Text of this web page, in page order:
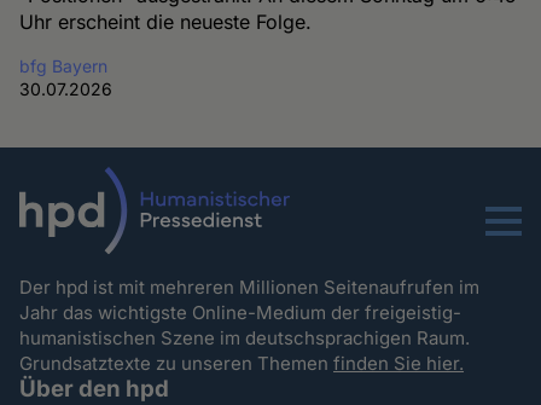
Uhr erscheint die neueste Folge.
bfg Bayern
30.07.2026
Menu
Der hpd ist mit mehreren Millionen Seitenaufrufen im
Jahr das wichtigste Online-Medium der freigeistig-
humanistischen Szene im deutschsprachigen Raum.
Grundsatztexte zu unseren Themenfinden Sie hier.
Über den hpd